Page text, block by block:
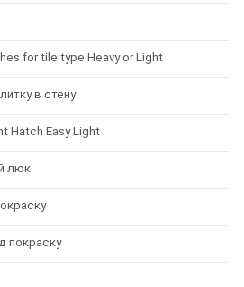
for tile type Heavy or Light
в стену
Hatch Easy Light
люк
покраску